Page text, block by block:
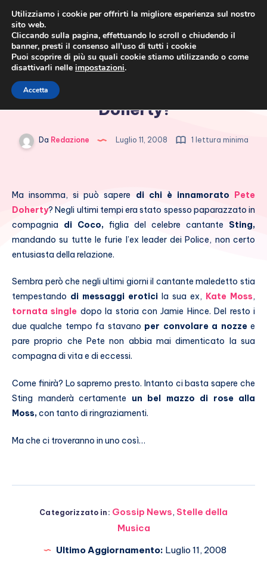
Quanti amori per Pete
Doherty!
Da Redazione Luglio 11, 2008 1 lettura minima
Ma insomma, si può sapere di chi è innamorato Pete
Doherty? Negli ultimi tempi era stato spesso paparazzato in
compagnia di Coco, figlia del celebre cantante Sting,
mandando su tutte le furie l’ex leader dei Police, non certo
entusiasta della relazione.
Sembra però che negli ultimi giorni il cantante maledetto stia
tempestando di messaggi erotici la sua ex, Kate Moss,
tornata single dopo la storia con Jamie Hince. Del resto i
due qualche tempo fa stavano per convolare a nozzee
pare proprio che Pete non abbia mai dimenticato la sua
compagna di vita e di eccessi.
Come finirà? Lo sapremo presto. Intanto ci basta sapere che
Sting manderà certamente un bel mazzo di rose alla
Moss,con tanto di ringraziamenti.
Ma che ci troveranno in uno così…
Categorizzato in: Gossip News, Stelle della
Musica
Ultimo Aggiornamento: Luglio 11, 2008
Utilizziamo i cookie per offrirti la migliore esperienza sul nostro
sito web.
Cliccando sulla pagina, effettuando lo scroll o chiudendo il
banner, presti il consenso all’uso di tutti i cookie
Puoi scoprire di più su quali cookie stiamo utilizzando o come
disattivarli nelle impostazioni.
Accetta